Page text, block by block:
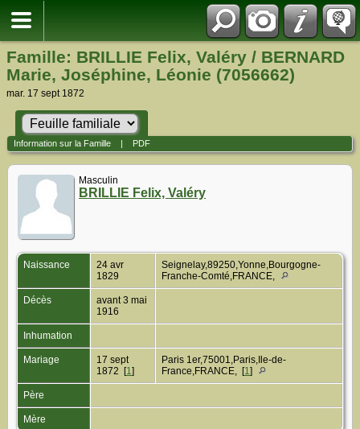
Famille: BRILLIE Felix, Valéry / BERNARD
Marie, Joséphine, Léonie (7056662)
mar. 17 sept 1872
Information sur la Famille| PDF
Masculin
BRILLIE Felix, Valéry
Naissance
24 avr
1829
Seignelay,89250,Yonne,Bourgogne-
Franche-Comté,FRANCE,
Décès
avant 3 mai
1916
Inhumation
Mariage
17 sept
1872 [1]
Paris 1er,75001,Paris,Ile-de-
France,FRANCE, [1]
Père
Mère